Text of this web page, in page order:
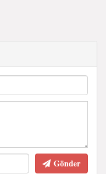
Gönder